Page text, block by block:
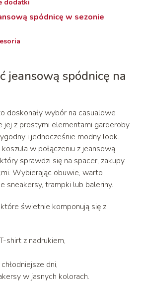
dodatki
spódnicę w sezonie
jeansową spódnicę na
doskonały wybór na casualowe
jej z prostymi elementami garderoby
i jednocześnie modny look.
w połączeniu z jeansową
sprawdzi się na spacer, zakupy
Wybierając obuwie, warto
sneakersy, trampki lub baleriny.
świetnie komponują się z
shirt z nadrukiem,
dni,
w jasnych kolorach.